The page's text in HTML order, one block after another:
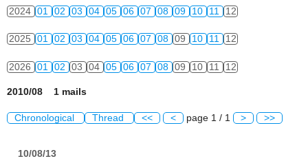
2024 01 02 03 04 05 06 07 08 09 10 11 12
2025 01 02 03 04 05 06 07 08 09 10 11 12
2026 01 02 03 04 05 06 07 08 09 10 11 12
2010/08 1 mails
Chronological Thread << < page 1 / 1 > >>
10/08/13